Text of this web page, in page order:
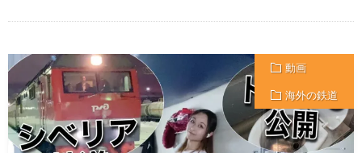
動画
海外の鉄道